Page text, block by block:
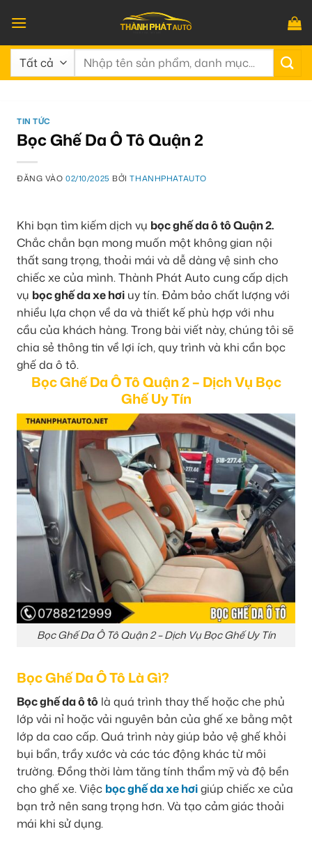
qua
nội
dung
Tìm
TIN TỨC
Bọc Ghế Da Ô Tô Quận 2
ĐĂNG VÀO02/10/2025 BỞITHANHPHATAUTO
Khi bạn tìm kiếm dịch vụ bọc ghế da ô tô Quận 2.
Chắc chắn bạn mong muốn một không gian nội
thất sang trọng, thoải mái và dễ dàng vệ sinh cho
chiếc xe của mình. Thành Phát Auto cung cấp dịch
vụ bọc ghế da xe hơi uy tín. Đảm bảo chất lượng với
nhiều lựa chọn về da và thiết kế phù hợp với nhu
cầu của khách hàng. Trong bài viết này, chúng tôi sẽ
chia sẻ thông tin về lợi ích, quy trình và khi cần bọc
ghế da ô tô.
Bọc Ghế Da Ô Tô Quận 2 – Dịch Vụ Bọc
Ghế Uy Tín
Bọc Ghế Da Ô Tô Quận 2 – Dịch Vụ Bọc Ghế Uy Tín
Bọc Ghế Da Ô Tô Là Gì?
Bọc ghế da ô tô là quá trình thay thế hoặc che phủ
lớp vải nỉ hoặc vải nguyên bản của ghế xe bằng một
lớp da cao cấp. Quá trình này giúp bảo vệ ghế khỏi
bụi bẩn, trầy xước và các tác động khác từ môi
trường. Đồng thời làm tăng tính thẩm mỹ và độ bền
cho ghế xe. Việc bọc ghế da xe hơigiúp chiếc xe của
bạn trở nên sang trọng hơn. Và tạo cảm giác thoải
mái khi sử dụng.